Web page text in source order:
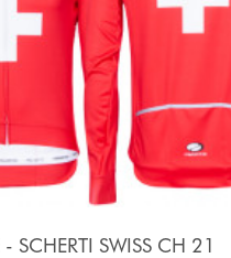
- SCHERTI SWISS CH 21